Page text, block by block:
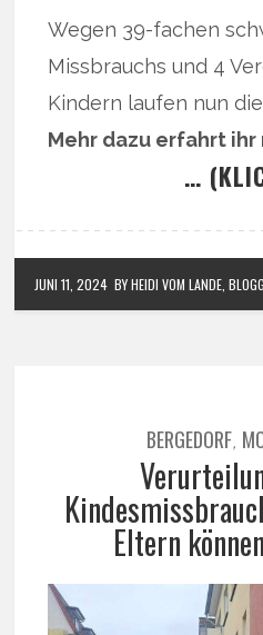
Wegen 39-fachen
Missbrauchs und 4
Kindern laufen nun
Mehr dazu erfahrt
…
JUNI 11, 2024 BY HEIDI VOM LANDE,
BERGEDORF,
Eltern